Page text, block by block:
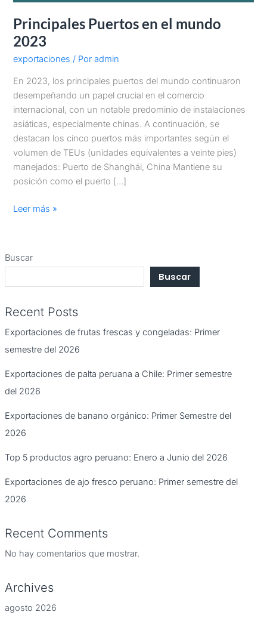
Principales Puertos en el mundo
2023
exportaciones / Poradmin
En 2023, los principales puertos del mundo continuaron
desempeñando un papel crucial en el comercio
internacional, con un notable predominio de instalaciones
asiáticas, especialmente chinas. A continuación, se
destacan los cinco puertos más importantes según el
volumen de TEUs (unidades equivalentes a veinte pies)
manejados: Puerto de Shanghái, China Mantiene su
posición como el puerto […]
Leer más »
Buscar
Buscar
Recent Posts
Exportaciones de frutas frescas y congeladas: Primer
semestre del 2026
Exportaciones de palta peruana a Chile: Primer semestre
del 2026
Exportaciones de banano orgánico: Primer Semestre del
2026
Top 5 productos agro peruano: Enero a Junio del 2026
Exportaciones de ajo fresco peruano: Primer semestre del
2026
Recent Comments
No hay comentarios que mostrar.
Archives
agosto 2026